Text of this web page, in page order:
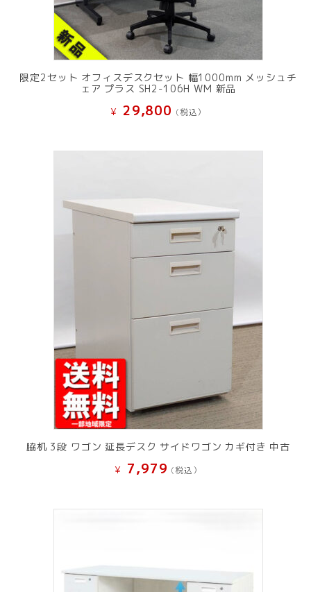
限定2セット オフィスデスクセット 幅1000mm メッシュチ
ェア プラス SH2-106H WM 新品
¥ 29,800 (税込）
脇机 3段 ワゴン 延長デスク サイドワゴン カギ付き 中古
¥ 7,979 (税込）